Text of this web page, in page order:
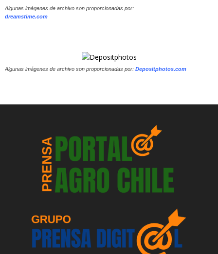
Algunas imágenes de archivo son proporcionadas por:
dreamstime.com
Algunas imágenes de archivo son proporcionadas por: Depositphotos.com